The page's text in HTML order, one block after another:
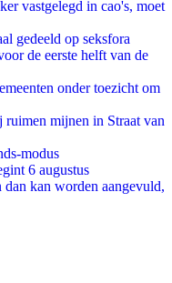
vastgelegd in cao's, moet
gedeeld op seksfora
de eerste helft van de
onder toezicht om
mijnen in Straat van
modus
6 augustus
kan worden aangevuld,